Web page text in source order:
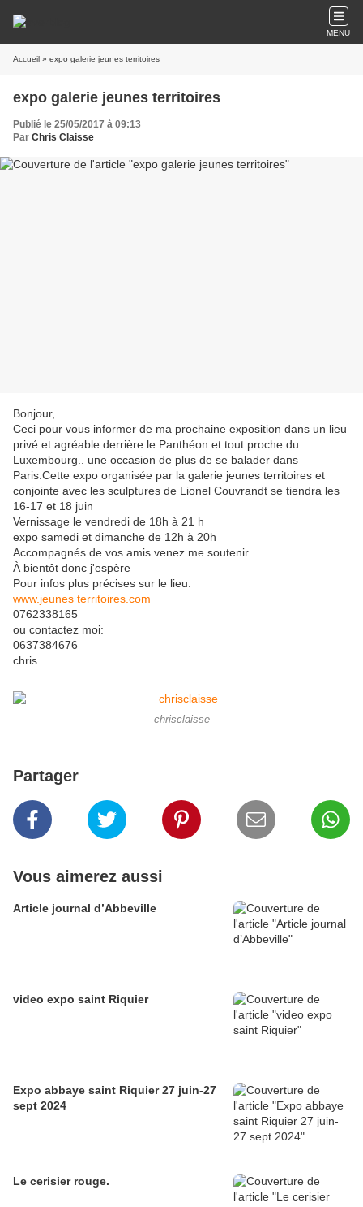
MENU
Accueil » expo galerie jeunes territoires
expo galerie jeunes territoires
Publié le 25/05/2017 à 09:13
Par Chris Claisse
Bonjour,
Ceci pour vous informer de ma prochaine exposition dans un lieu
privé et agréable derrière le Panthéon et tout proche du
Luxembourg.. une occasion de plus de se balader dans
Paris.Cette expo organisée par la galerie jeunes territoires et
conjointe avec les sculptures de Lionel Couvrandt se tiendra les
16-17 et 18 juin
Vernissage le vendredi de 18h à 21 h
expo samedi et dimanche de 12h à 20h
Accompagnés de vos amis venez me soutenir.
À bientôt donc j'espère
Pour infos plus précises sur le lieu:
www.jeunes territoires.com
0762338165
ou contactez moi:
0637384676
chris
chrisclaisse
Partager
Vous aimerez aussi
Article journal d’Abbeville
video expo saint Riquier
Expo abbaye saint Riquier 27 juin-27
sept 2024
Le cerisier rouge.